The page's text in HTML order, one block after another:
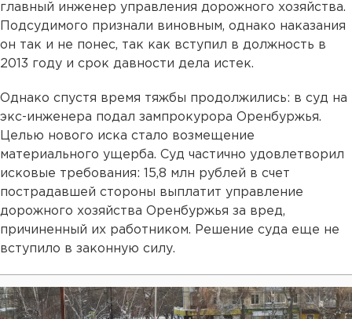
главный инженер управления дорожного хозяйства.
Подсудимого признали виновным, однако наказания
он так и не понес, так как вступил в должность в
2013 году и срок давности дела истек.
Однако спустя время тяжбы продолжились: в суд на
экс-инженера подал зампрокурора Оренбуржья.
Целью нового иска стало возмещение
материального ущерба. Суд частично удовлетворил
исковые требования: 15,8 млн рублей в счет
пострадавшей стороны выплатит управление
дорожного хозяйства Оренбуржья за вред,
причиненный их работником. Решение суда еще не
вступило в законную силу.